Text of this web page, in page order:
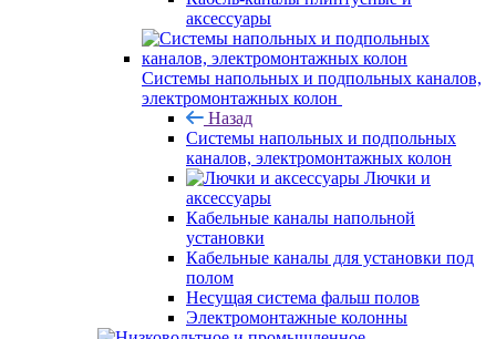
аксессуары
Системы напольных и подпольных каналов,
электромонтажных колон
Назад
Системы напольных и подпольных
каналов, электромонтажных колон
Лючки и
аксессуары
Кабельные каналы напольной
установки
Кабельные каналы для установки под
полом
Несущая система фальш полов
Электромонтажные колонны